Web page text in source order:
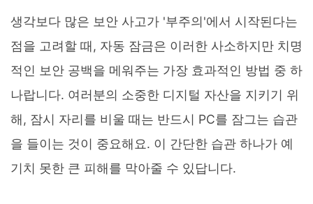
생각보다 많은 보안 사고가 '부주의'에서 시작된다는
점을 고려할 때, 자동 잠금은 이러한 사소하지만 치명
적인 보안 공백을 메워주는 가장 효과적인 방법 중 하
나랍니다. 여러분의 소중한 디지털 자산을 지키기 위
해, 잠시 자리를 비울 때는 반드시 PC를 잠그는 습관
을 들이는 것이 중요해요. 이 간단한 습관 하나가 예
기치 못한 큰 피해를 막아줄 수 있답니다.